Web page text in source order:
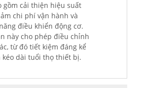
gồm cải thiện hiệu suất
chi phí vận hành và
điều khiển động cơ.
này cho phép điều chỉnh
từ đó tiết kiệm đáng kể
kéo dài tuổi thọ thiết bị.